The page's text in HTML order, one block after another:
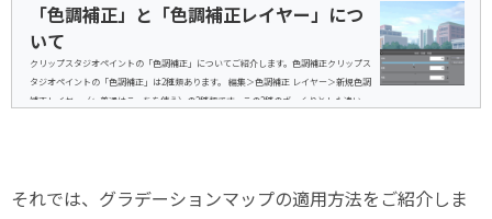
「色調補正」と「色調補正レイヤー」につ
いて
クリップスタジオペイントの「色調補正」についてご紹介します。色調補正クリップス
タジオペイントの「色調補正」は2種類あります。 編集＞色調補正 レイヤー＞新規色調
補正レイヤー（←普通はこっちを使う）の2種類です。この2種のざっくりとした違い
それでは、グラデーションマップの適用方法をご紹介しま